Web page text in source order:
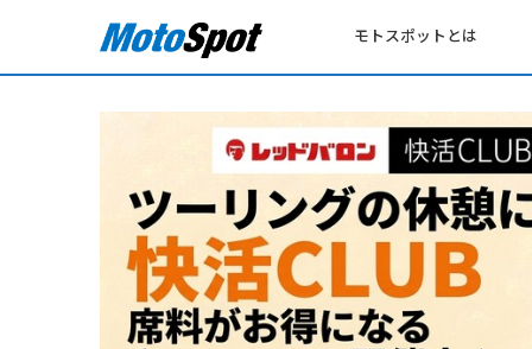
モトスポットとは